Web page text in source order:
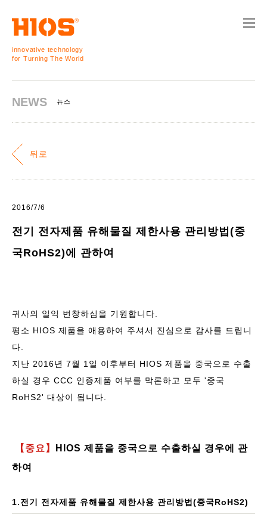
innovative technology
for Turning The World
NEWS 뉴스
뒤로
2016/7/6
전기 전자제품 유해물질 제한사용 관리방법(중
국RoHS2)에 관하여
귀사의 일익 번창하심을 기원합니다.
평소 HIOS 제품을 애용하여 주셔서 진심으로 감사를 드립니
다.
지난 2016년 7월 1일 이후부터 HIOS 제품을 중국으로 수출
하실 경우 CCC 인증제품 여부를 막론하고 모두 '중국
RoHS2' 대상이 됩니다.
【중요】
HIOS 제품을 중국으로 수출하실 경우에 관
하여
1.전기 전자제품 유해물질 제한사용 관리방법(중국RoHS2)